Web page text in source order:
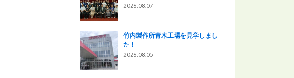
2026.08.07
竹内製作所青木工場を見学しまし
た！
2026.08.05